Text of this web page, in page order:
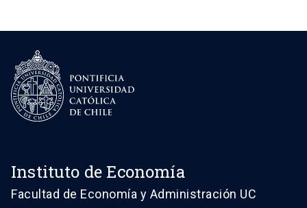
Instituto de Economía
Facultad de Economía y Administración UC